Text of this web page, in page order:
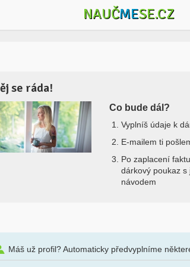
NAUČMESE.CZ
se ráda!
Co bude dál?
Vyplníš údaje k
E-mailem ti
Po zaplacení
dárkový poukaz s
návodem
Máš už profil? Automaticky předvyplníme